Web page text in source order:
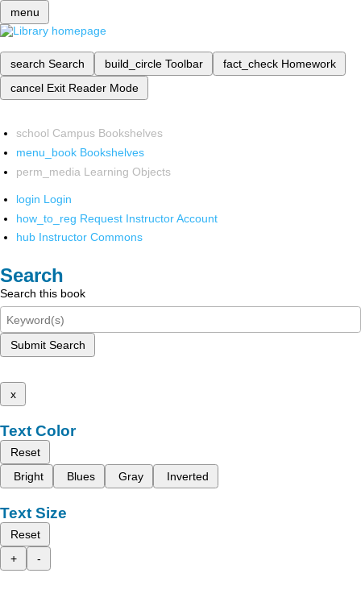
menu
search Search build_circle Toolbar fact_check Homework
cancel Exit Reader Mode
school Campus Bookshelves
menu_book Bookshelves
perm_media Learning Objects
login Login
how_to_reg Request Instructor Account
hub Instructor Commons
Search
Search this book
Submit Search
x
Text Color
Reset
Bright
Blues Gray Inverted
Text Size
Reset
+
-